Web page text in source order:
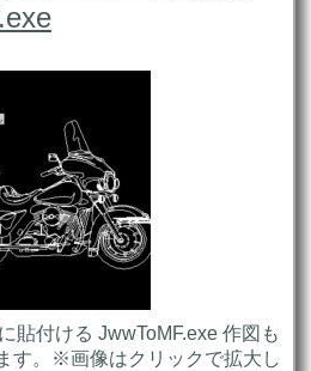
貼付ける JwwToMF.exe 作図も
す。※画像はクリックで拡大し